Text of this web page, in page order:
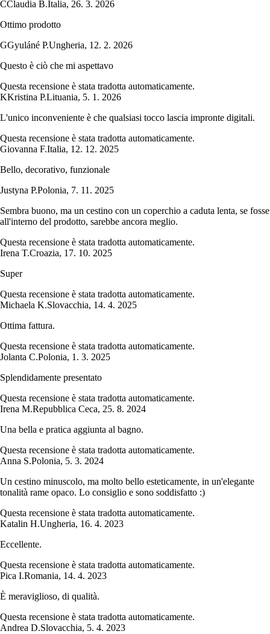
CClaudia B.Italia, 26. 3. 2026
Ottimo prodotto
GGyuláné P.Ungheria, 12. 2. 2026
Questo è ciò che mi aspettavo
Questa recensione è stata tradotta automaticamente.
KKristina P.Lituania, 5. 1. 2026
L'unico inconveniente è che qualsiasi tocco lascia impronte digitali.
Questa recensione è stata tradotta automaticamente.
Giovanna F.Italia, 12. 12. 2025
Bello, decorativo, funzionale
Justyna P.Polonia, 7. 11. 2025
Sembra buono, ma un cestino con un coperchio a caduta lenta, se fosse
all'interno del prodotto, sarebbe ancora meglio.
Questa recensione è stata tradotta automaticamente.
Irena T.Croazia, 17. 10. 2025
Super
Questa recensione è stata tradotta automaticamente.
Michaela K.Slovacchia, 14. 4. 2025
Ottima fattura.
Questa recensione è stata tradotta automaticamente.
Jolanta C.Polonia, 1. 3. 2025
Splendidamente presentato
Questa recensione è stata tradotta automaticamente.
Irena M.Repubblica Ceca, 25. 8. 2024
Una bella e pratica aggiunta al bagno.
Questa recensione è stata tradotta automaticamente.
Anna S.Polonia, 5. 3. 2024
Un cestino minuscolo, ma molto bello esteticamente, in un'elegante
tonalità rame opaco. Lo consiglio e sono soddisfatto :)
Questa recensione è stata tradotta automaticamente.
Katalin H.Ungheria, 16. 4. 2023
Eccellente.
Questa recensione è stata tradotta automaticamente.
Pica I.Romania, 14. 4. 2023
È meraviglioso, di qualità.
Questa recensione è stata tradotta automaticamente.
Andrea D.Slovacchia, 5. 4. 2023